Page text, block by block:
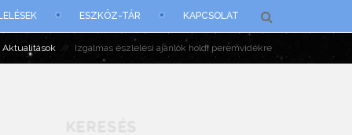
ESZKÖZ-TÁR KAPCSOLAT
Aktualitások Izgalmas észlelési ajánlók holdi peremvidékre
KERESÉS